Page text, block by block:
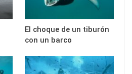
El choque de un tiburón
con un barco